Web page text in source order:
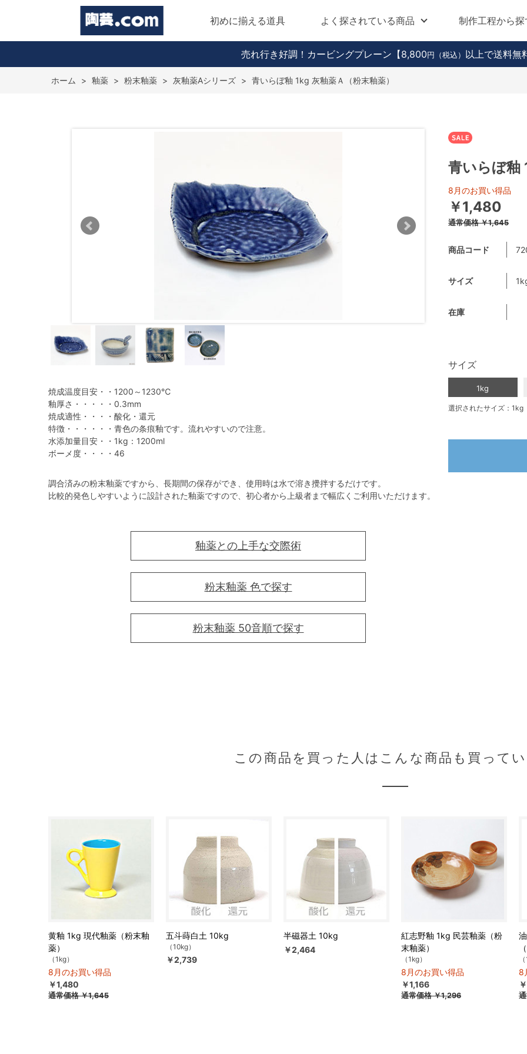
初めに揃える道具 よく探されている商品 制作工程から探
売れ行き好調！カービングプレーン 【8,800 円（税込） 以上で送料無
ホーム > 釉薬 > 粉末釉薬 > 灰釉薬Aシリーズ > 青いらぼ釉 1kg 灰釉薬Ａ（粉末釉薬）
焼成温度目安・・1200～1230℃
釉厚さ・・・・・0.3mm
焼成適性・・・・酸化・還元
特徴・・・・・・青色の条痕釉です。流れやすいので注意。
水添加量目安・・1kg：1200ml
ボーメ度・・・・46
調合済みの粉末釉薬ですから、長期間の保存ができ、使用時は水で溶き攪拌するだけです。
比較的発色しやすいように設計された釉薬ですので、初心者から上級者まで幅広くご利用いただけます。
釉薬との上手な交際術
粉末釉薬 色で探す
粉末釉薬 50音順で探す
青いらぼ釉
8月のお買い得品
￥1,480
通常価格￥1,645
商品コード
サイズ
在庫
サイズ
1kg
選択されたサイズ：1kg
この商品を買った人はこんな商品も買って
黄釉 1kg 現代釉薬（粉末釉
薬）
（1kg）
8月のお買い得品
￥1,480
通常価格￥1,645
五斗蒔白土 10kg
（10kg）
￥2,739
半磁器土 10kg
￥2,464
紅志野釉 1kg 民芸釉薬（粉
末釉薬）
（1kg）
8月のお買い得品
￥1,166
通常価格￥1,296
8